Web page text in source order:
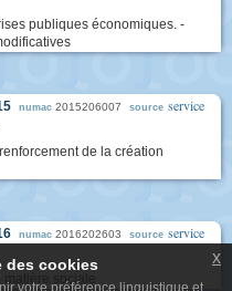
publiques économiques. -
numac 2015206007 source service
de la création
numac 2016202603 source service
sociale
des cookies
votre préférence linguistique et
x